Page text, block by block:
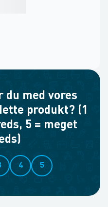
du med vores
produkt? (1
5 = meget
4 5